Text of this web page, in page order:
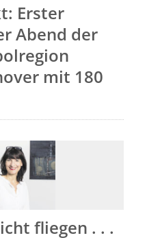
Erster
Abend der
mit 180
fliegen . . .